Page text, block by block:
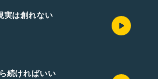
は創れない
続ければいい